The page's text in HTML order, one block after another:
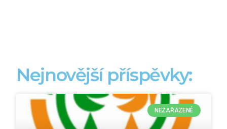
Nejnovější příspěvky:
NEZAŘAZENÉ